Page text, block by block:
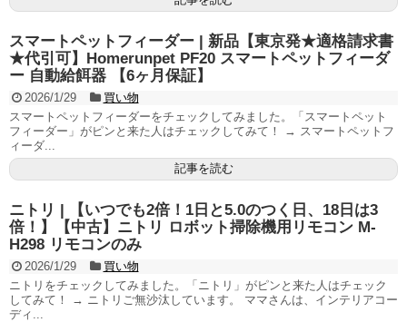
スマートペットフィーダー | 新品【東京発★適格請求書
★代引可】Homerunpet PF20 スマートペットフィーダ
ー 自動給餌器 【6ヶ月保証】
2026/1/29
買い物
スマートペットフィーダーをチェックしてみました。「スマートペット
フィーダー」がピンと来た人はチェックしてみて！ → スマートペットフ
ィーダ...
記事を読む
ニトリ | 【いつでも2倍！1日と5.0のつく日、18日は3
倍！】【中古】ニトリ ロボット掃除機用リモコン M-
H298 リモコンのみ
2026/1/29
買い物
ニトリをチェックしてみました。「ニトリ」がピンと来た人はチェック
してみて！ → ニトリご無沙汰しています。 ママさんは、インテリアコー
ディ...